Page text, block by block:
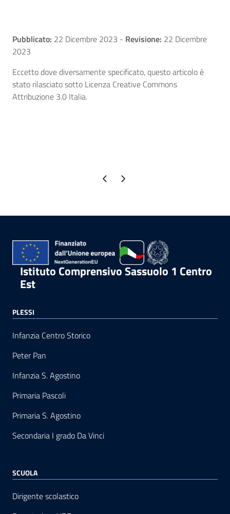
Pubblicato: 22 Dicembre 2023 - Revisione: 22 Dicembre
2023
Eccetto dove diversamente specificato, questo articolo è
stato rilasciato sotto Licenza Creative Commons
Attribuzione 3.0 Italia.
Pagina precedente
Pagina successiva
Istituto Comprensivo Sassuolo 1 Centro
Est
PLESSI
Infanzia Centro Storico
Peter Pan
Infanzia S. Agostino
Primaria Pascoli
Primaria S. Agostino
Secondaria I grado Da Vinci
SCUOLA
Dirigente scolastico